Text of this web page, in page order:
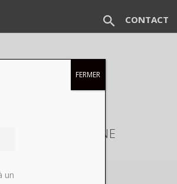
CONTACT
MAGAZINE
un
FERMER